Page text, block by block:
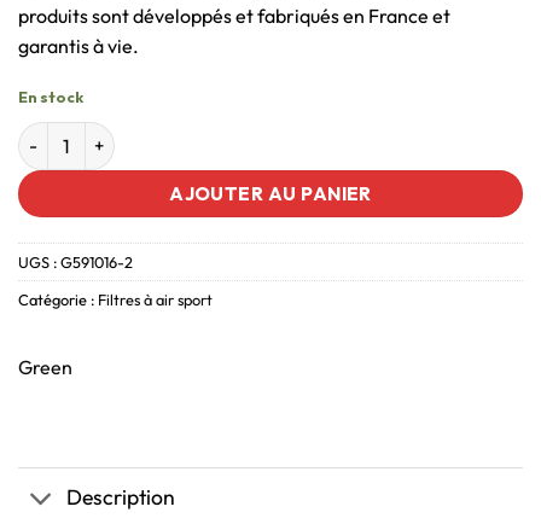
produits sont développés et fabriqués en France et
garantis à vie.
En stock
AJOUTER AU PANIER
UGS :G591016-2
Catégorie : Filtres à air sport
Green
Description